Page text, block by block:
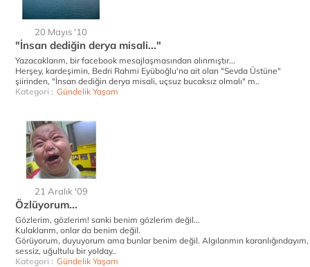
20 Mayıs '10
"İnsan dediğin derya misali..."
Yazacaklarım, bir facebook mesajlaşmasından alınmıştır...
Herşey, kardeşimin, Bedri Rahmi Eyüboğlu'na ait olan "Sevda Üstüne"
şiirinden, "İnsan dediğin derya misali, uçsuz bucaksız olmalı" m..
Kategori : Gündelik Yaşam
21 Aralık '09
Özlüyorum...
Gözlerim, gözlerim! sanki benim gözlerim değil...
Kulaklarım, onlar da benim değil.
Görüyorum, duyuyorum ama bunlar benim değil. Algılarımın karanlığındayım,
sessiz, uğultulu bir yolday..
Kategori : Gündelik Yaşam